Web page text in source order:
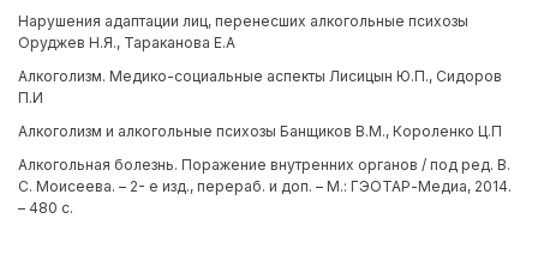
Нарушения адаптации лиц, перенесших алкогольные психозы
Оруджев Н.Я., Тараканова Е.А
Алкоголизм. Медико-социальные аспекты Лисицын Ю.П., Сидоров
П.И
Алкоголизм и алкогольные психозы Банщиков В.М., Короленко Ц.П
Алкогольная болезнь. Поражение внутренних органов / под ред. В.
С. Моисеева. – 2- е изд., перераб. и доп. – М.: ГЭОТАР-Медиа, 2014.
– 480 с.